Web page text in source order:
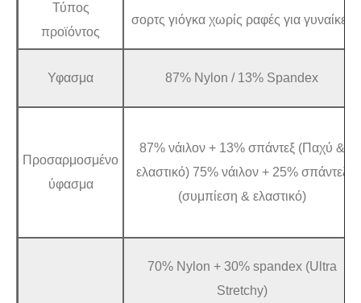
Τύπος
προϊόντος
σορτς γιόγκα χωρίς ραφές για γυναίκες
Υφασμα 87% Nylon / 13% Spandex
Προσαρμοσμένο
ύφασμα
87% νάιλον + 13% σπάντεξ (Παχύ &
ελαστικό) 75% νάιλον + 25% σπάντεξ
(συμπίεση & ελαστικό)
70% Nylon + 30% spandex (Ultra
Stretchy)